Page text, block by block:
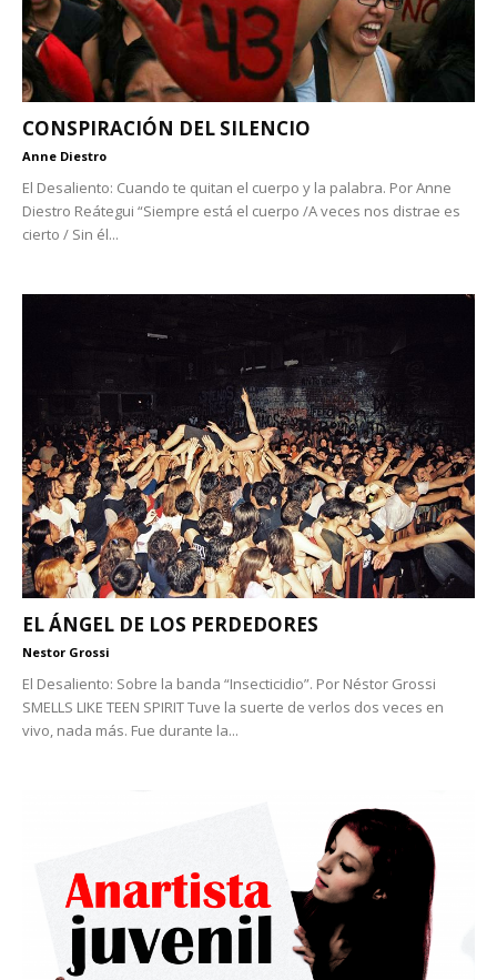
CONSPIRACIÓN DEL SILENCIO
Anne Diestro
El Desaliento: Cuando te quitan el cuerpo y la palabra. Por Anne
Diestro Reátegui “Siempre está el cuerpo /A veces nos distrae es
cierto / Sin él...
EL ÁNGEL DE LOS PERDEDORES
Nestor Grossi
El Desaliento: Sobre la banda “Insecticidio”. Por Néstor Grossi
SMELLS LIKE TEEN SPIRIT Tuve la suerte de verlos dos veces en
vivo, nada más. Fue durante la...